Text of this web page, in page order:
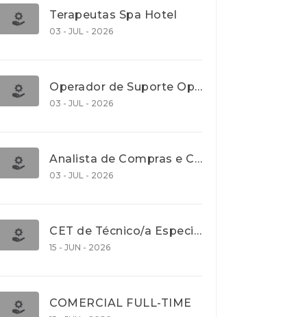
Terapeutas Spa Hotel
03 - JUL - 2026
Operador de Suporte Operacional
03 - JUL - 2026
Analista de Compras e Contratos (Banca)
03 - JUL - 2026
CET de Técnico/a Especialista em Comércio Internacional (Nível 5)
15 - JUN - 2026
COMERCIAL FULL-TIME